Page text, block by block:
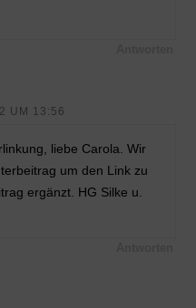
UM 13:56
liebe Carola. Wir
um den Link zu
ergänzt. HG Silke u.